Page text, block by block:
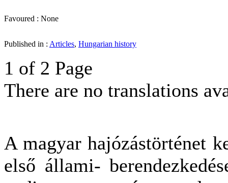
Favoured : None
Published in : Articles, Hungarian history
1 of 2 Page
There are no translations
A magyar hajózástörténet
első állami-